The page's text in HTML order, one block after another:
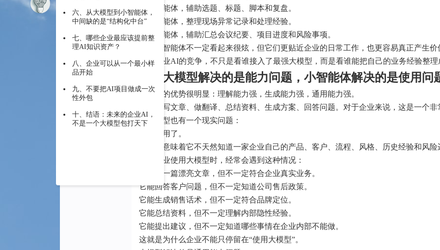
六、从大模型到小智能体，
中间缺的是“结构化中台”
七、哪些企业最应该提前整
理AI知识资产？
八、企业可以从一个最小样
品开始
九、不要把AI项目做成一次
性外包
十、结语：未来的企业AI，
不是一个大模型包打天下
内容智能体，辅助选题、标题、脚本和复盘。
质检智能体，整理现场异常记录和处理经验。
管理智能体，辅助汇总会议纪要、项目进度和风险事项。
这些小智能体不一定看起来很炫，但它们更贴近企业的日常工作，也更容易真正产生价
未来企业AI的竞争，不只是看谁接入了最强大模型，而是看谁能把自己的业务经验整
一、大模型解决的是能力问题，小智能体解决的是使用问
大模型的优势很明显：理解能力强，生成能力强，通用能力强。
它可以写文章、做翻译、总结资料、生成方案、回答问题。对于企业来说，这是一个
但大模型也有一个现实问题：
它太通用了。
通用，意味着它不天然知道一家企业自己的产品、客户、流程、风格、历史经验和风险
所以企业使用大模型时，经常会遇到这种情况：
它能写一篇漂亮文章，但不一定符合企业真实业务。
它能回答客户问题，但不一定知道公司售后政策。
它能生成销售话术，但不一定符合品牌定位。
它能总结资料，但不一定理解内部隐性经验。
它能提出建议，但不一定知道哪些事情在企业内部不能做。
这就是为什么企业不能只停留在“使用大模型”。